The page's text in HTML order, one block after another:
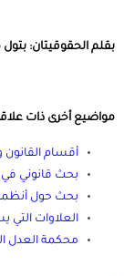
بقلم الحقوقيتان:
مواضيع أخرى ذات
أقسام القانون
بحث قانوني في
بحث حول
العلاوات
محكمة العدل